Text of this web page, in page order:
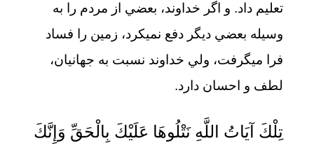
تعليم داد. و اگر خداوند، بعضي از مردم را به
وسيله بعضي ديگر دفع نمي‏كرد، زمين را فساد
فرا مي‏گرفت، ولي خداوند نسبت به جهانيان،
لطف و احسان دارد.
تِلْكَ آيَاتُ اللَّهِ نَتْلُوهَا عَلَيْكَ بِالْحَقِّ وَإِنَّكَ